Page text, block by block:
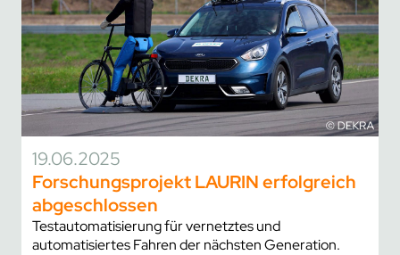
19.06.2025
Forschungsprojekt LAURIN erfolgreich
abgeschlossen
Testautomatisierung für vernetztes und
automatisiertes Fahren der nächsten Generation.